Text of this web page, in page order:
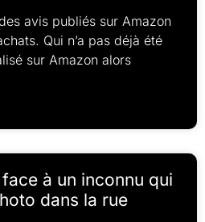
avis publiés sur Amazon
Qui n’a pas déjà été
sur Amazon alors
à un inconnu qui
dans la rue